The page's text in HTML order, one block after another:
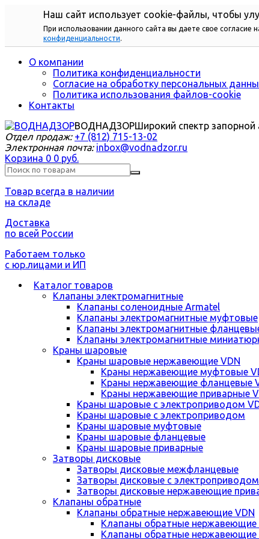
Наш сайт использует cookie-файлы, чтобы
При использовании данного сайта вы даете свое
конфиденциальности.
О компании
Политика конфиденциальности
Согласие на обработку персональных
Политика использования файлов-cookie
Контакты
ВОДНАДЗОРШирокий спектр
Отдел продаж: +7 (812) 715-13-02
Электронная почта: inbox@vodnadzor.ru
Корзина 0 0 руб.
Товар всегда в наличии
на складе
Доставка
по всей России
Работаем только
с юр.лицами и ИП
Каталог товаров
Клапаны электромагнитные
Клапаны соленоидные Armatel
Клапаны электромагнитные муфтовые
Клапаны электромагнитные
Клапаны электромагнитные
Краны шаровые
Краны шаровые нержавеющие VDN
Краны нержавеющие муфтовые
Краны нержавеющие фланцевые
Краны нержавеющие приварные
Краны шаровые с электроприводом
Краны шаровые с электроприводом
Краны шаровые муфтовые
Краны шаровые фланцевые
Краны шаровые приварные
Затворы дисковые
Затворы дисковые межфланцевые
Затворы дисковые с электроприводом
Затворы дисковые нержавеющие
Клапаны обратные
Клапаны обратные нержавеющие VDN
Клапаны обратные
Клапаны обратные